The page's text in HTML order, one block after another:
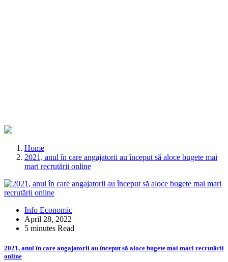
Home
2021, anul în care angajatorii au început să aloce bugete mai
mari recrutării online
Info Economic
April 28, 2022
5 minutes Read
2021, anul în care angajatorii au început să aloce bugete mai mari recrutării
online